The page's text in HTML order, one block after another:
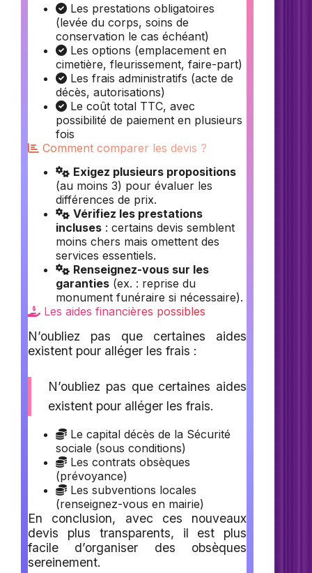
Les prestations obligatoires
(levée du corps, soins de
conservation le cas échéant)
Les options (emplacement en
cimetière, fleurissement, faire-part)
Les frais administratifs (acte de
décès, autorisations)
Le coût total TTC, avec
possibilité de paiement en plusieurs
fois
Comment comparer les devis ?
Exigez plusieurs propositions
(au moins 3) pour évaluer les
différences de prix.
Vérifiez les prestations
incluses : certains devis semblent
moins chers mais omettent des
services essentiels.
Renseignez-vous sur les
garanties (ex. : reprise du
monument funéraire si nécessaire).
Les aides financières possibles
N’oubliez pas que certaines aides
existent pour alléger les frais :
N’oubliez pas que certaines aides
existent pour alléger les frais.
Le capital décès de la Sécurité
sociale (sous conditions)
Les contrats obsèques
(prévoyance)
Les subventions locales
(renseignez-vous en mairie)
En conclusion, avec ces nouveaux
devis plus transparents, il est plus
facile d’organiser des obsèques
sereinement.